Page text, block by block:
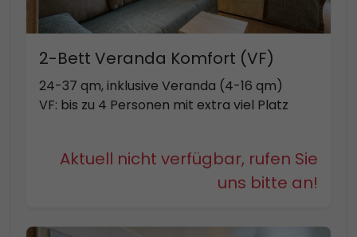
2-Bett Veranda Komfort (VF)
24-37 qm, inklusive Veranda (4-16 qm)
VF: bis zu 4 Personen mit extra viel Platz
Aktuell nicht verfügbar, rufen Sie
uns bitte an!